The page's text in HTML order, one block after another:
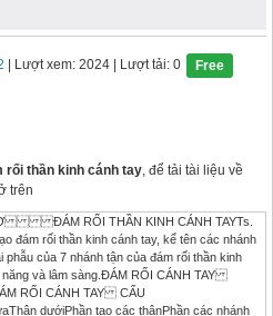
| Lượt xem: 2024 | Lượt tải: 0 Free
rối thần kinh cánh tay, để tải tài liệu về
trên
ĐÁM RỐI THẦN KINH CÁNH TAYTs.
đám rối thần kinh cánh tay, kể tên các nhánh
của 7 nhánh tận của đám rối thần kinh
và lâm sàng.ĐÁM RỐI CÁNH TAY
RỐI CÁNH TAY CẤU
dướiPhần tạo các thânPhần các nhánh